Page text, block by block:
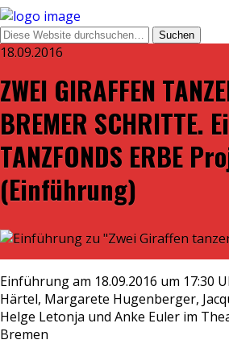
18.09.2016
ZWEI GIRAFFEN
BREMER SCHRITTE.
TANZFONDS ERBE
(Einführung)
Einführung am 18.09.2016 um 17:30
Härtel, Margarete Hugenberger,
Helge Letonja und Anke Euler im
Bremen